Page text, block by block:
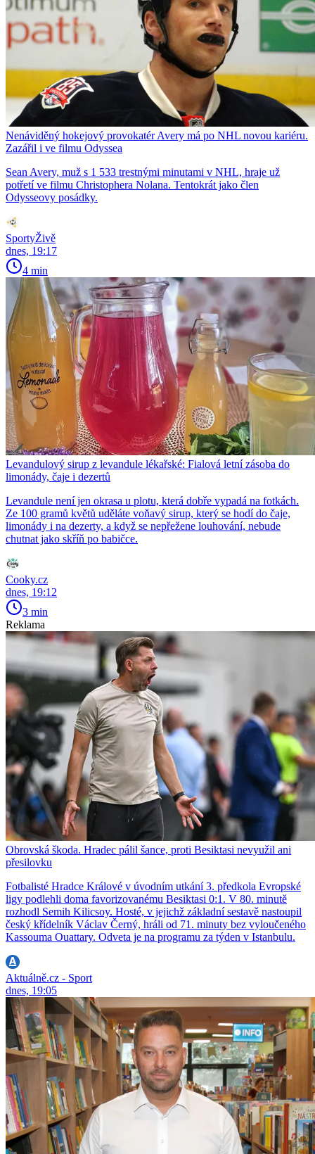
Nenáviděný hokejový provokatér Avery má po NHL novou kariéru.
Zazářil i ve filmu Odyssea
Sean Avery, muž s 1 533 trestnými minutami v NHL, hraje už
potřetí ve filmu Christophera Nolana. Tentokrát jako člen
Odysseovy posádky.
SportyŽivě
dnes, 19:17
4 min
Levandulový sirup z levandule lékařské: Fialová letní zásoba do
limonády, čaje i dezertů
Levandule není jen okrasa u plotu, která dobře vypadá na fotkách.
Ze 100 gramů květů uděláte voňavý sirup, který se hodí do čaje,
limonády i na dezerty, a když se nepřežene louhování, nebude
chutnat jako skříň po babičce.
Cooky.cz
dnes, 19:12
3 min
Reklama
Obrovská škoda. Hradec pálil šance, proti Besiktasi nevyužil ani
přesilovku
Fotbalisté Hradce Králové v úvodním utkání 3. předkola Evropské
ligy podlehli doma favorizovanému Besiktasi 0:1. V 80. minutě
rozhodl Semih Kilicsoy. Hosté, v jejichž základní sestavě nastoupil
český křídelník Václav Černý, hráli od 71. minuty bez vyloučeného
Kassouma Ouattary. Odveta je na programu za týden v Istanbulu.
Aktuálně.cz - Sport
dnes, 19:05